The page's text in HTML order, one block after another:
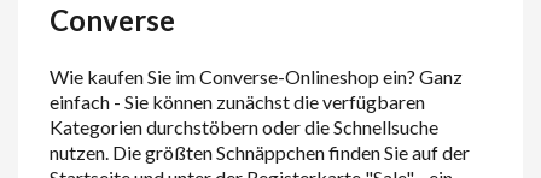
Converse
Wie kaufen Sie im Converse-Onlineshop ein? Ganz
einfach - Sie können zunächst die verfügbaren
Kategorien durchstöbern oder die Schnellsuche
nutzen. Die größten Schnäppchen finden Sie auf der